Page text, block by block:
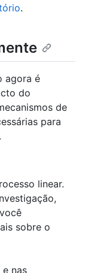
.
agora é
do
de
para
linear.
sobre o
nas